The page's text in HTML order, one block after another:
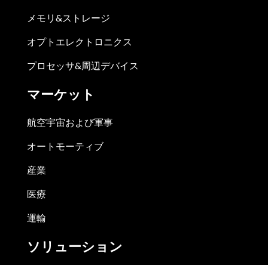
メモリ&ストレージ
オプトエレクトロニクス
プロセッサ&周辺デバイス
マーケット
航空宇宙および軍事
オートモーティブ
産業
医療
運輸
ソリューション